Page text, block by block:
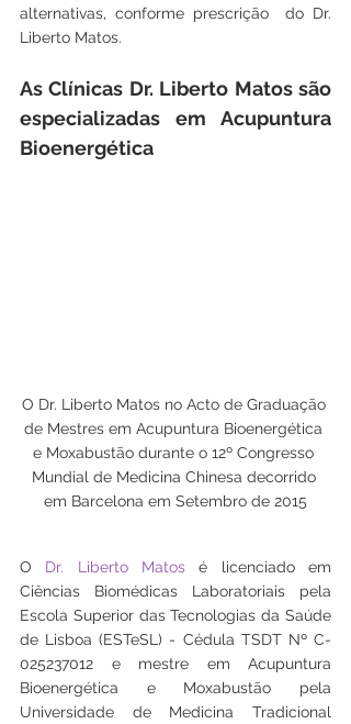
alternativas, conforme prescrição  do Dr.
Liberto Matos.
As Clínicas Dr. Liberto Matos são
especializadas em Acupuntura
Bioenergética
O Dr. Liberto Matos no Acto de Graduação
de Mestres em Acupuntura Bioenergética
e Moxabustão durante o 12º Congresso
Mundial de Medicina Chinesa decorrido
em Barcelona em Setembro de 2015
O Dr. Liberto Matos é licenciado em
Ciências Biomédicas Laboratoriais pela
Escola Superior das Tecnologias da Saúde
de Lisboa (ESTeSL) - Cédula TSDT Nº C-
025237012 e mestre em Acupuntura
Bioenergética e Moxabustão pela
Universidade de Medicina Tradicional